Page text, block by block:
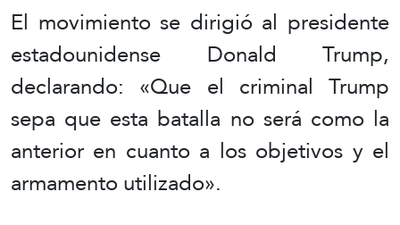
El movimiento se dirigió al presidente
estadounidense Donald Trump,
declarando: «Que el criminal Trump
sepa que esta batalla no será como la
anterior en cuanto a los objetivos y el
armamento utilizado».